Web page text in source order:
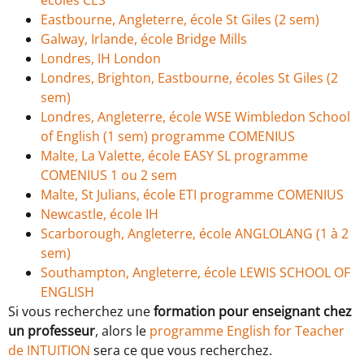
Eastbourne, Angleterre, école St Giles (2 sem)
Galway, Irlande, école Bridge Mills
Londres, IH London
Londres, Brighton, Eastbourne, écoles St Giles (2
sem)
Londres, Angleterre, école WSE Wimbledon School
of English (1 sem) programme COMENIUS
Malte, La Valette, école EASY SL programme
COMENIUS 1 ou 2 sem
Malte, St Julians, école ETI programme COMENIUS
Newcastle, école IH
Scarborough, Angleterre, école ANGLOLANG (1 à 2
sem)
Southampton, Angleterre, école LEWIS SCHOOL OF
ENGLISH
Si vous recherchez uneformation pour enseignant chez
un professeur, alors le programme English for Teacher
de INTUITION sera ce que vous recherchez.